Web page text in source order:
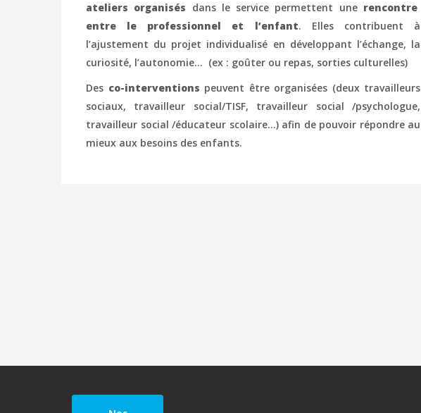
ateliers organisés dans le service permettent une rencontre
entre le professionnel et l’enfant. Elles contribuent à
l’ajustement du projet individualisé en développant l’échange, la
curiosité, l’autonomie… (ex : goûter ou repas, sorties culturelles)
Des co-interventions peuvent être organisées (deux travailleurs
sociaux, travailleur social/TISF, travailleur social /psychologue,
travailleur social /éducateur scolaire…) afin de pouvoir répondre au
mieux aux besoins des enfants.